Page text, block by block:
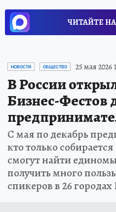
ЧИТАЙТЕ
НОВОСТИ ОБЩЕСТВО 25 мая 2026
В России
Бизнес-Фестов
С мая по декабрь
кто только
смогут найти
получить много
спикеров в 26